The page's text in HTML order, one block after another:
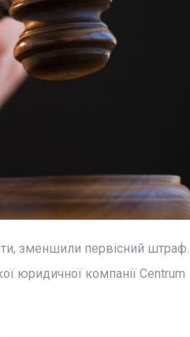
зменшили первісний штраф.
юридичної компанії Centrum